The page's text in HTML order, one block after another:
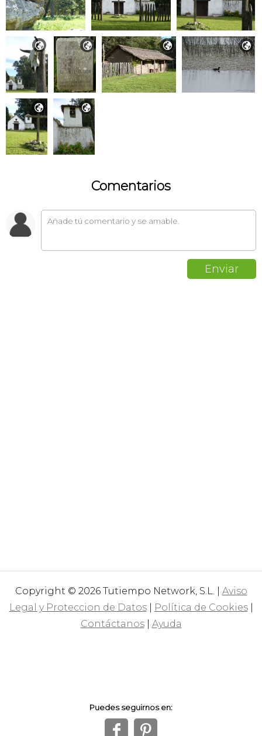
   
 
Comentarios
Copyright © 2026 Tutiempo Network, S.L. | Aviso
Legal y Proteccion de Datos| Política de Cookies|
Contáctanos| Ayuda
Puedes seguirnos en:
f 1